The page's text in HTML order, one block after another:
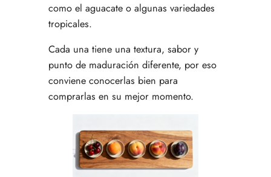
como el aguacate o algunas variedades
tropicales.
Cada una tiene una textura, sabor y
punto de maduración diferente, por eso
conviene conocerlas bien para
comprarlas en su mejor momento.